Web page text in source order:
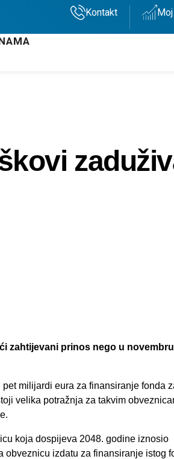
Kontakt
zahtijevani prinos nego u
milijardi eura za finansiranje fonda
velika potražnja za takvim
koja dospijeva 2048. godine iznosio
obveznicu izdatu za finansiranje istog